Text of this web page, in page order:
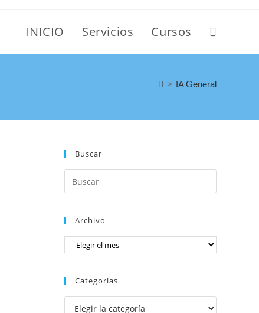
INICIO Servicios Cursos
> IA General
Buscar
Archivo
Categorias